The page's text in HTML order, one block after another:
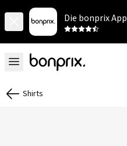
Die bonprix App
Shirts